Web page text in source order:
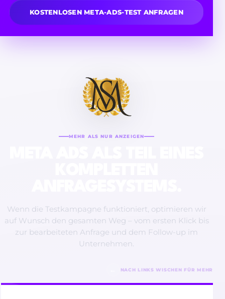
KOSTENLOSEN META-ADS-TEST ANFRAGEN
MEHR ALS NUR ANZEIGEN
Wenn die Testkampagne funktioniert, optimieren wir
auf Wunsch den gesamten Weg – vom ersten Klick bis
zur bearbeiteten Anfrage und dem Follow-up im
Unternehmen.
NACH LINKS WISCHEN FÜR MEHR